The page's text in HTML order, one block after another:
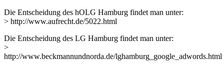
Die Entscheidung des hOLG Hamburg findet man unter:
> http://www.aufrecht.de/5022.html
Die Entscheidung des LG Hamburg findet man unter:
>
http://www.beckmannundnorda.de/lghamburg_google_adwords.html